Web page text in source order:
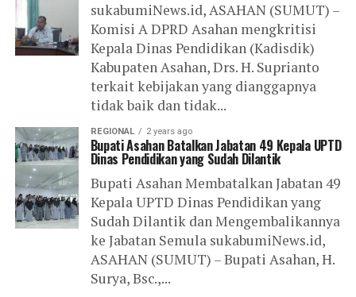
sukabumiNews.id, ASAHAN (SUMUT) –
Komisi A DPRD Asahan mengkritisi
Kepala Dinas Pendidikan (Kadisdik)
Kabupaten Asahan, Drs. H. Suprianto
terkait kebijakan yang dianggapnya
tidak baik dan tidak...
REGIONAL 2 years ago
Bupati Asahan Batalkan Jabatan 49 Kepala UPTD
Dinas Pendidikan yang Sudah Dilantik
Bupati Asahan Membatalkan Jabatan 49
Kepala UPTD Dinas Pendidikan yang
Sudah Dilantik dan Mengembalikannya
ke Jabatan Semula sukabumiNews.id,
ASAHAN (SUMUT) – Bupati Asahan, H.
Surya, Bsc.,...